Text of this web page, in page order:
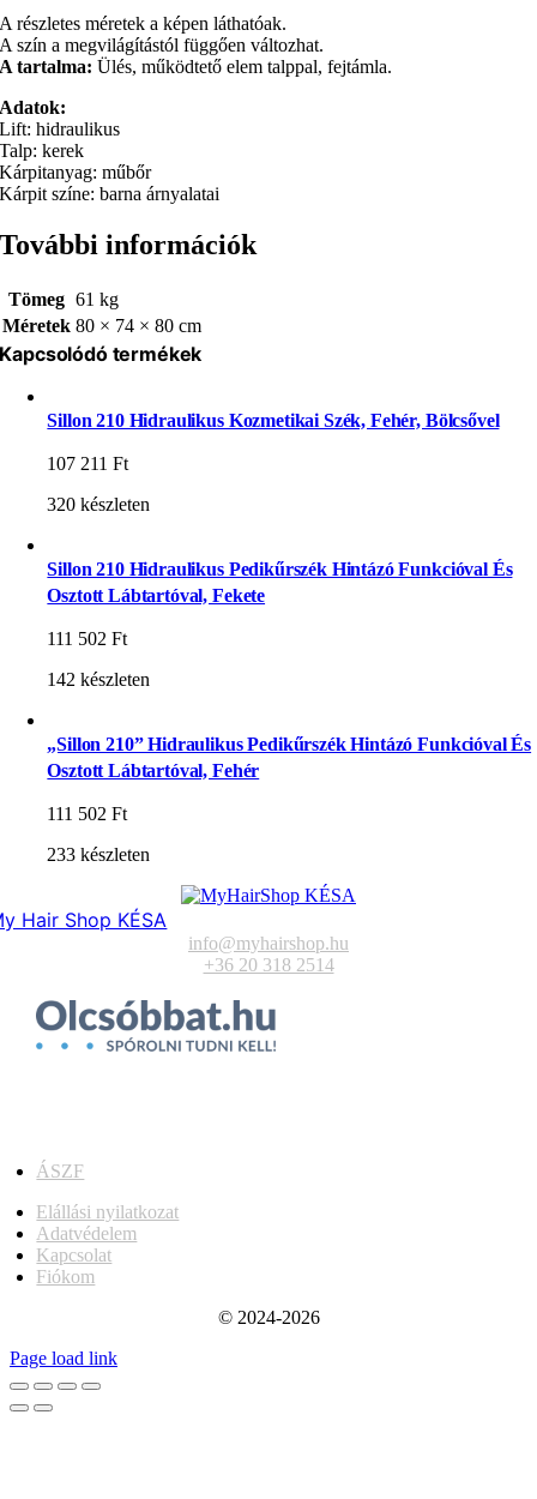
A részletes méretek a képen láthatóak.
A szín a megvilágítástól függően változhat.
A tartalma: Ülés, működtető elem talppal, fejtámla.
Adatok:
Lift: hidraulikus
Talp: kerek
Kárpitanyag: műbőr
Kárpit színe: barna árnyalatai
További információk
Tömeg 61 kg
Méretek 80 × 74 × 80 cm
Kapcsolódó termékek
Sillon 210 Hidraulikus Kozmetikai Szék, Fehér, Bölcsővel
107 211Ft
320 készleten
Sillon 210 Hidraulikus Pedikűrszék Hintázó Funkcióval És
Osztott Lábtartóval, Fekete
111 502Ft
142 készleten
„Sillon 210” Hidraulikus Pedikűrszék Hintázó Funkcióval És
Osztott Lábtartóval, Fehér
111 502Ft
233 készleten
Hair Shop KÉSA
info@myhairshop.hu
+36 20 318 2514
ÁSZF
Elállási nyilatkozat
Adatvédelem
Kapcsolat
Fiókom
© 2024-2026
Page load link